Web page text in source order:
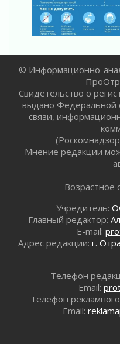
ПСК через
Ленинградской
счетах
районе Ленобласти
Жителям
действовать при
02 августа 2026
В Ивангороде
граждан
Готовность №1
02 августа 2026
Километровые
отправили на
Ленобласть
02 августа 2026
В Ивангороде
воробушка»
02 августа 2026
© Информационно-
Свидетельство о
выдано Федеральной
связи,
Мнение редакции
Возрастное
Учредитель:
Главный редактор:
E-mail:
Адрес редакции: г.
Телефон
Email:
Телефон
Email: